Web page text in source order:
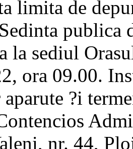
limita de
publica
la sediul
ora 09.00.
?i
nr. 44,